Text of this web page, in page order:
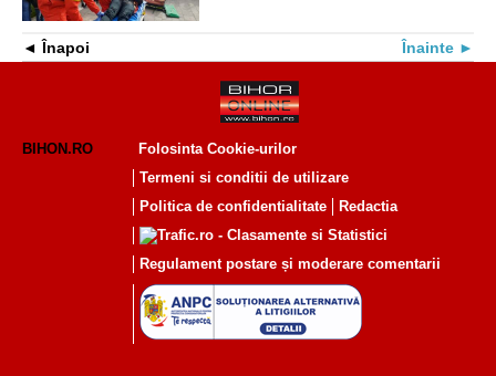
Înapoi Înainte
BIHON.RO
Folosinta Cookie-urilor
Termeni si conditii de utilizare
Politica de confidentialitate
Redactia
Regulament postare și moderare comentarii